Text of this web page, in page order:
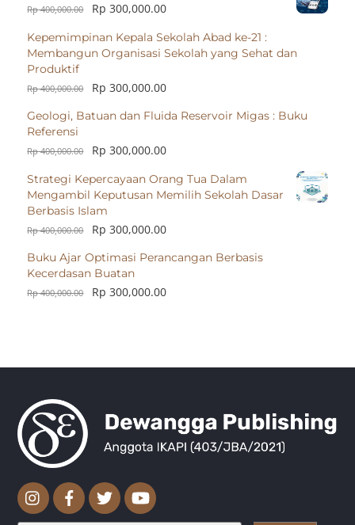
Rp400,000.00 Rp 300,000.00
Kepemimpinan Kepala Sekolah Abad ke-21 :
Membangun Organisasi Sekolah yang Sehat dan
Produktif
Rp400,000.00 Rp 300,000.00
Geologi, Batuan dan Fluida Reservoir Migas : Buku
Referensi
Rp400,000.00 Rp 300,000.00
Strategi Kepercayaan Orang Tua Dalam
Mengambil Keputusan Memilih Sekolah Dasar
Berbasis Islam
Rp400,000.00 Rp 300,000.00
Buku Ajar Optimasi Perancangan Berbasis
Kecerdasan Buatan
Rp400,000.00 Rp 300,000.00